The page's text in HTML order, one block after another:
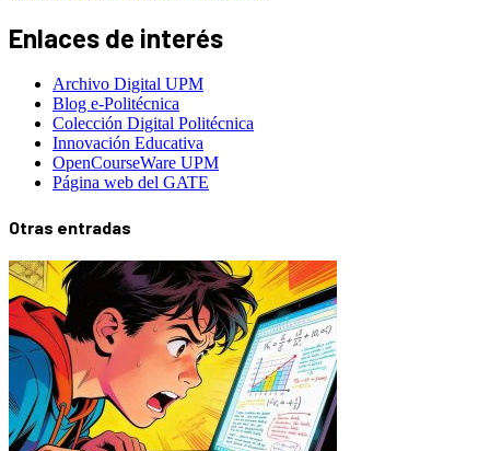
Enlaces de interés
Archivo Digital UPM
Blog e-Politécnica
Colección Digital Politécnica
Innovación Educativa
OpenCourseWare UPM
Página web del GATE
Otras entradas